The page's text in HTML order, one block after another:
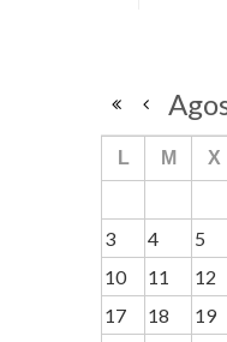
L M X
3
4 5
10
11 12
17
18 19